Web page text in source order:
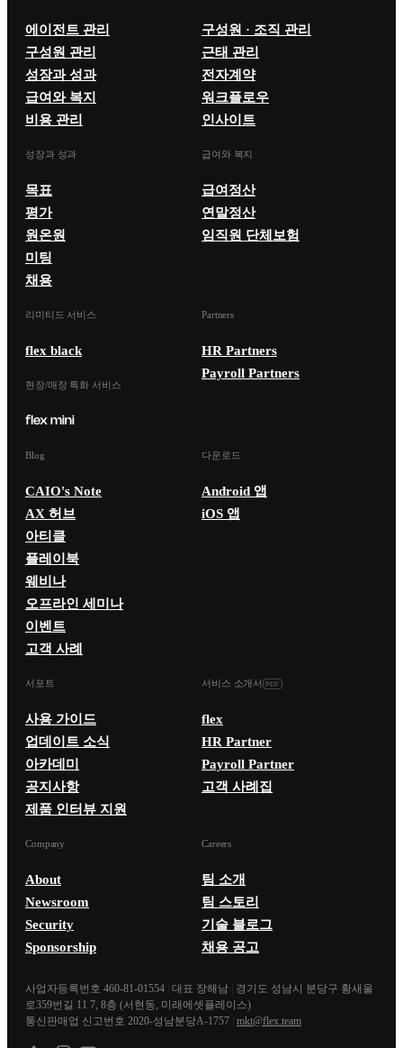
에이전트 관리
구성원 관리
성장과 성과
급여와 복지
비용 관리
구성원 · 조직 관리
근태 관리
전자계약
워크플로우
인사이트
성장과 성과
목표
평가
원온원
미팅
채용
급여와 복지
급여정산
연말정산
임직원 단체보험
리미티드 서비스
flex black
현장/매장 특화 서비스
Partners
HR Partners
Payroll Partners
Blog
CAIO's Note
AX 허브
아티클
플레이북
웨비나
오프라인 세미나
이벤트
고객 사례
다운로드
Android 앱
iOS 앱
서포트
사용 가이드
업데이트 소식
아카데미
공지사항
제품 인터뷰 지원
서비스 소개서
flex
HR Partner
Payroll Partner
고객 사례집
Company
About
Newsroom
Security
Sponsorship
Careers
팀 소개
팀 스토리
기술 블로그
채용 공고
사업자등록번호 460-81-01554 대표 장해남
경기도 성남시 분당구 황새울
로359번길 11 7, 8층 (서현동, 미래에셋플레이스)
통신판매업 신고번호 2020-성남분당A-1757 mkt@flex.team